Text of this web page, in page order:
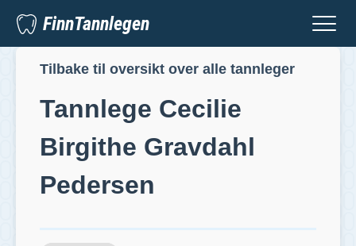
FinnTannlegen
Tilbake til oversikt over alle tannleger
Tannlege Cecilie
Birgithe Gravdahl
Pedersen